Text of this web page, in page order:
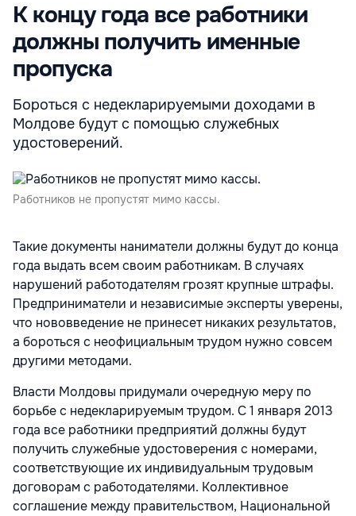
К концу года все работники
должны получить именные
пропуска
Бороться с недекларируемыми доходами в
Молдове будут с помощью служебных
удостоверений.
Работников не пропустят мимо кассы.
Такие документы наниматели должны будут до конца
года выдать всем своим работникам. В случаях
нарушений работодателям грозят крупные штрафы.
Предприниматели и независимые эксперты уверены,
что нововведение не принесет никаких результатов,
а бороться с неофициальным трудом нужно совсем
другими методами.
Власти Молдовы придумали очередную меру по
борьбе с недекларируемым трудом. С 1 января 2013
года все работники предприятий должны будут
получить служебные удостоверения с номерами,
соответствующие их индивидуальным трудовым
договорам с работодателями. Коллективное
соглашение между правительством, Национальной